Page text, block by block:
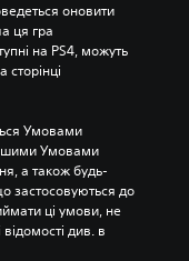
оновити
ця гра
на PS4, можуть
сторінці
Умовами
Умовами
а також будь-
застосовуються до
ці умови, не
див. в